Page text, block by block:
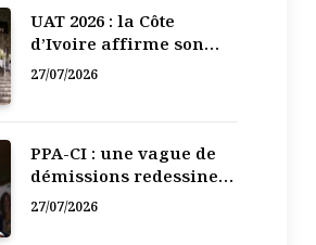
UAT 2026 : la Côte
d’Ivoire affirme son
leadership numérique
27/07/2026
PPA-CI : une vague de
démissions redessine
la recomposition
27/07/2026